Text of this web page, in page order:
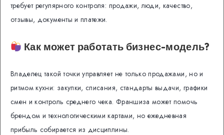
требует регулярного контроля: продажи, люди, качество,
отзывы, документы и платежи.
Как может работать бизнес-модель?
Владелец такой точки управляет не только продажами, но и
ритмом кухни: закупки, списания, стандарты выдачи, графики
смен и контроль среднего чека. Франшиза может помочь
брендом и технологическими картами, но ежедневная
прибыль собирается из дисциплины.